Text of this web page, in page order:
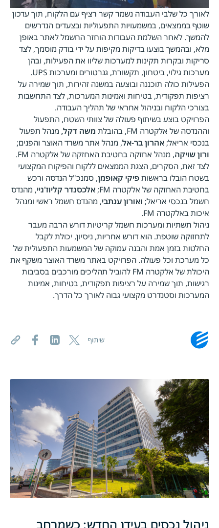
לאורך כל שלבי העבודה נשמר קשר רציף עם הלקוח, תוך עדכון
שוטף בממצאים, במשמעויות התפעוליות ובצעדים הנדרשים
להמשך. לאחר השלמת העבודות הוחזר החשמל לאתר באופן
מלא, ובהמשך בוצעו בדיקות מקיפות על ידי בודק מוסמך, לצד
סריקות ובקרות תקינות למערכות שליוו את הפעילות, ובהן
מערכות גילוי, ביטחון, תקשורת, גנרטורים ומערכות UPS.
הפעילות כולה תוכננה ובוצעה במשנה זהירות, תוך שמירה על
רציפות תפקודית, בטיחות ואמינות המערכות, לצד התחשבות
בצורכי הלקוח ובניהול אחראי של תהליך העבודה.
הפרויקט בוצע בשיתוף פעולה של צוותי השטח, התפעול
וההנדסה של אלקטרה FM, בהובלת
משה דקל, מנהל תפעול
בנכסי אריאל; אהרון בר-אל, מנהל אתר משרד האוצר והפנים;
ורון שויקה
, מנהל אחזקה בחטיבת האחזקה של אלקטרה FM.
לצד זאת, הסקרים, הצגת הממצאים ללקוח והפיקוח המקצועי
בשטח הובלו בראשותפיקי קאופמן, סמנכ"ל הנדסה ורכש
בחטיבת האחזקה של אלקטרה FM;
אלכסנדר קליוז'ניי, מהנדס
חשמל בנכסי אריאל; ואורון ענתבי, מהנדס חשמל ראשי ומנהל
איכות באלקטרה FM.
ניהול תשתיות ומערכות חשמל קריטיות דורש הרבה מעבר
לתחזוקה שוטפת. הוא דורש אחריות, ניסיון, יכולת לקבל
החלטות בזמן אמת והבנה עמוקה של המשמעות התפעולית של
כל מערכת וכל פעולה. הפרויקט באתר משרד האוצר משקף את
היכולת של אלקטרה FM להוביל תהליכים מורכבים בסביבות
רגישות, תוך שמירה על רציפות תפקודית, בטיחות, אמינות
המערכות וסטנדרט מקצועי גבוה לאורך כל הדרך.
שיתוף
ניהול נכסים בעידן החדש: כשמרחב